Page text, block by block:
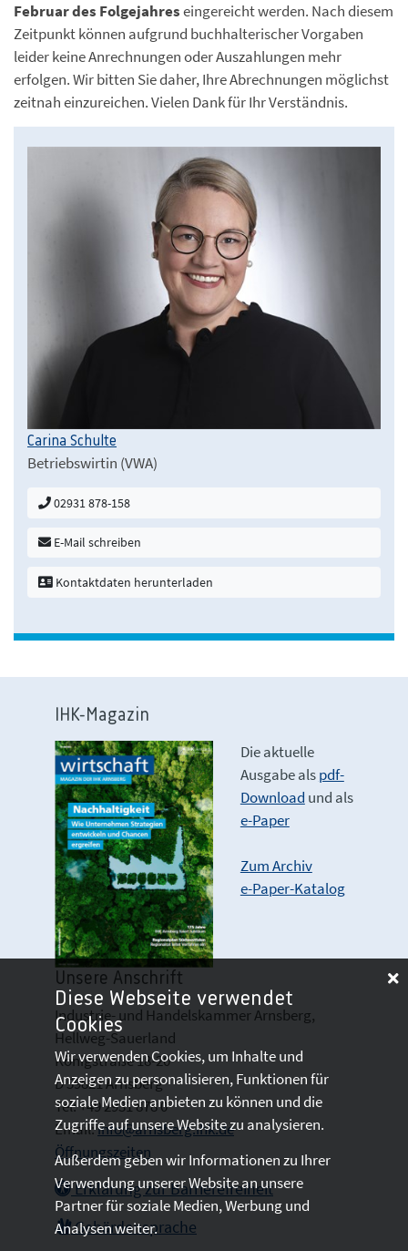
Februar des Folgejahreseingereicht werden. Nach diesem
Zeitpunkt können aufgrund buchhalterischer Vorgaben
leider keine Anrechnungen oder Auszahlungen mehr
erfolgen. Wir bitten Sie daher, Ihre Abrechnungen möglichst
zeitnah einzureichen. Vielen Dank für Ihr Verständnis.
Carina Schulte
Betriebswirtin (VWA)
02931 878-158
E-Mail schreiben
Kontaktdaten herunterladen
IHK-Magazin
Die aktuelle
Ausgabe alspdf-
Download und als
e-Paper
Zum Archiv
e-Paper-Katalog
Unsere Anschrift
Industrie- und Handelskammer Arnsberg,
Hellweg-Sauerland
Königstraße 18-20
D 59821 Arnsberg
Tel: +49 2931 878 0
Email:info@arnsberg.ihk.de
Öffnungszeiten
Erklärung zur Barrierefreiheit
Gebärdensprache
Diese Webseite verwendet
Cookies
Wir verwenden Cookies, um Inhalte und
Anzeigen zu personalisieren, Funktionen für
soziale Medien anbieten zu können und die
Zugriffe auf unsere Website zu analysieren.
Außerdem geben wir Informationen zu Ihrer
Verwendung unserer Website an unsere
Partner für soziale Medien, Werbung und
Analysen weiter.